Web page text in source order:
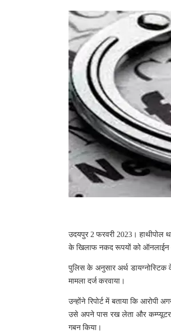
उदयपुर 2 फरवरी 2023। हाथीपोल
के खिलाफ नकद रूपयों को ऑनलाईन
पुलिस के अनुसार अर्थ
मामला दर्ज करवाया।
उन्होंने रिपोर्ट में बताया कि
उसे अपने पास रख लेता और
गबन किया।